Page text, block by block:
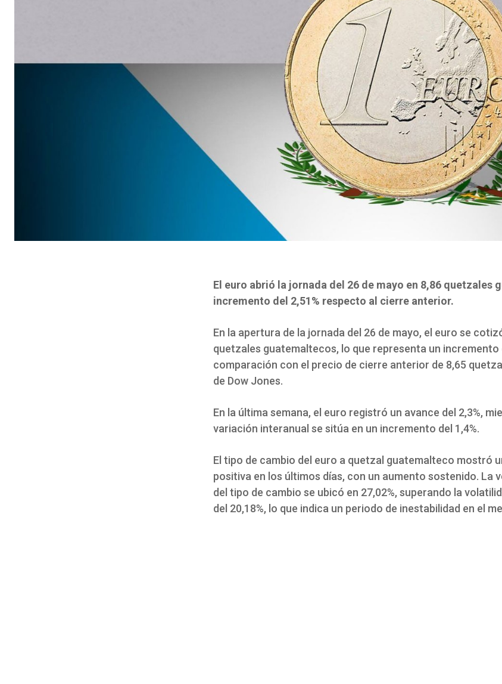
El euro abrió la jornada del 26 de mayo en 8,86 quetzales
incremento del 2,51% respecto al cierre anterior.
En la apertura de la jornada del 26 de mayo, el euro se
quetzales guatemaltecos, lo que representa un incremento
comparación con el precio de cierre anterior de 8,65
de Dow Jones.
En la última semana, el euro registró un avance del 2,3%,
variación interanual se sitúa en un incremento del 1,4%.
El tipo de cambio del euro a quetzal guatemalteco mostró
positiva en los últimos días, con un aumento sostenido. La
del tipo de cambio se ubicó en 27,02%, superando la
del 20,18%, lo que indica un periodo de inestabilidad en el